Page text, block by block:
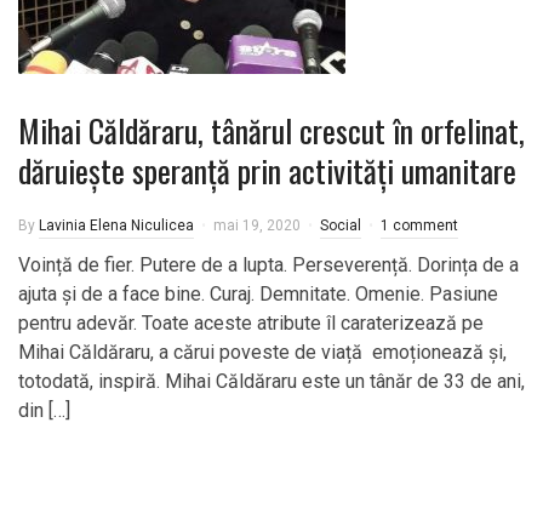
Mihai Căldăraru, tânărul crescut în orfelinat,
dăruiește speranță prin activități umanitare
By Lavinia Elena Niculicea mai 19, 2020 Social 1 comment
Voință de fier. Putere de a lupta. Perseverență. Dorința de a
ajuta și de a face bine. Curaj. Demnitate. Omenie. Pasiune
pentru adevăr. Toate aceste atribute îl caraterizează pe
Mihai Căldăraru, a cărui poveste de viață emoționează și,
totodată, inspiră. Mihai Căldăraru este un tânăr de 33 de ani,
din […]